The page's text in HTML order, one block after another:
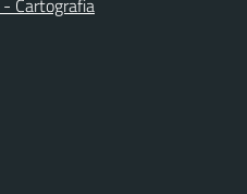
Cartografia